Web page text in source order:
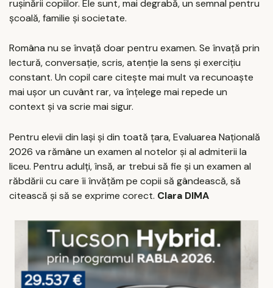
rușinării copiilor. Ele sunt, mai degrabă, un semnal pentru
școală, familie și societate.
Româna nu se învață doar pentru examen. Se învață prin
lectură, conversație, scris, atenție la sens și exercițiu
constant. Un copil care citește mai mult va recunoaște
mai ușor un cuvânt rar, va înțelege mai repede un
context și va scrie mai sigur.
Pentru elevii din Iași și din toată țara, Evaluarea Națională
2026 va rămâne un examen al notelor și al admiterii la
liceu. Pentru adulți, însă, ar trebui să fie și un examen al
răbdării cu care îi învățăm pe copii să gândească, să
citească și să se exprime corect. Clara DIMA